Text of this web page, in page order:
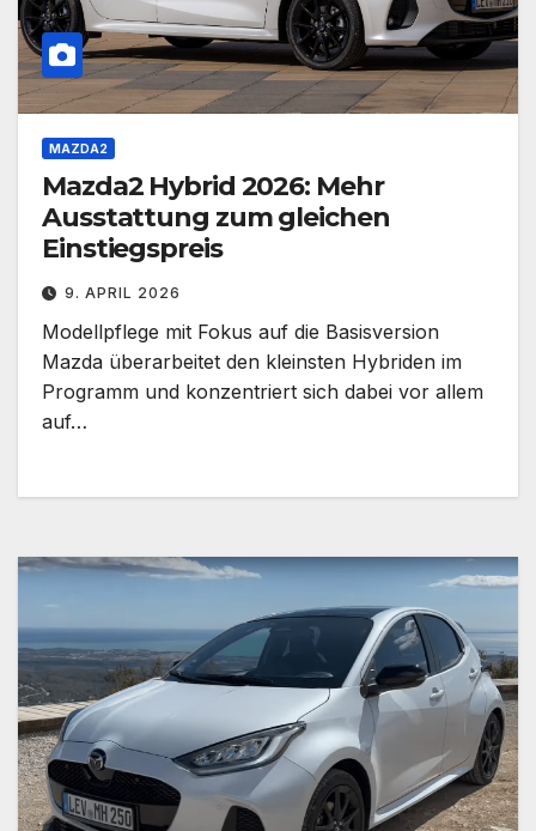
MAZDA2
Mazda2 Hybrid 2026: Mehr
Ausstattung zum gleichen
Einstiegspreis
9. APRIL 2026
Modellpflege mit Fokus auf die Basisversion
Mazda überarbeitet den kleinsten Hybriden im
Programm und konzentriert sich dabei vor allem
auf…